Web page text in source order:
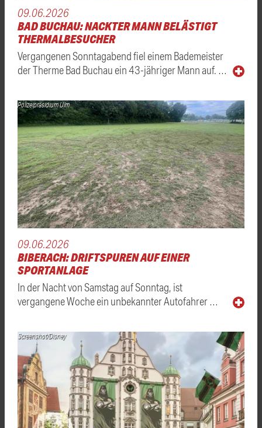
09.06.2026
BAD BUCHAU: NACKTER MANN BELÄSTIGT
THERMALBESUCHER
Vergangenen Sonntagabend fiel einem Bademeister
der Therme Bad Buchau ein 43-jähriger Mann auf. …
Polizeipräsidium Ulm
09.06.2026
BIBERACH: DRIFTSPUREN AUF EINER
SPORTANLAGE
In der Nacht von Samstag auf Sonntag, ist
vergangene Woche ein unbekannter Autofahrer …
Screenshot/Disney